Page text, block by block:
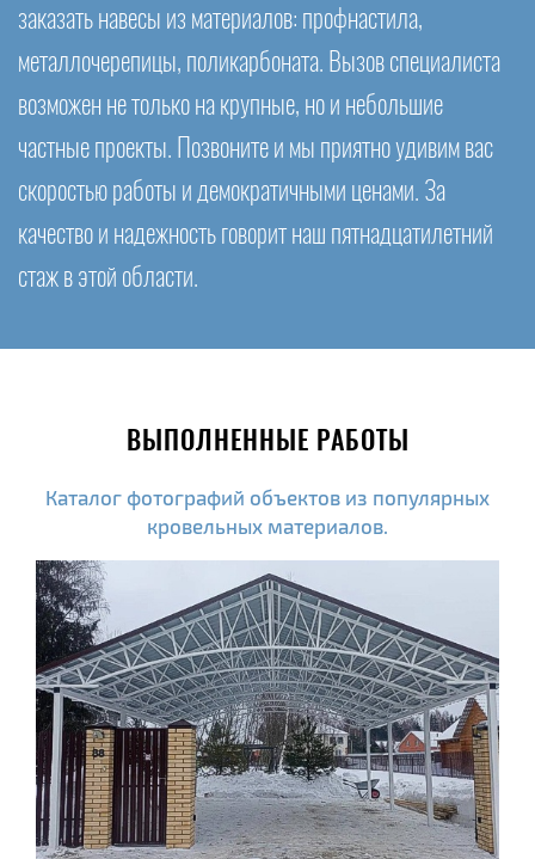
заказать навесы из материалов: профнастила,
металлочерепицы, поликарбоната. Вызов специалиста
возможен не только на крупные, но и небольшие
частные проекты. Позвоните и мы приятно удивим вас
скоростью работы и демократичными ценами. За
качество и надежность говорит наш пятнадцатилетний
стаж в этой области.
ВЫПОЛНЕННЫЕ РАБОТЫ
Каталог фотографий объектов из популярных
кровельных материалов.